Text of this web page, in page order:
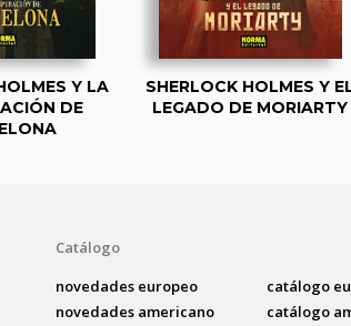
Y LA
DE
SHERLOCK HOLMES Y
LEGADO DE MORIARTY
Catálogo
novedades europeo
novedades americano
catálogo
catálogo